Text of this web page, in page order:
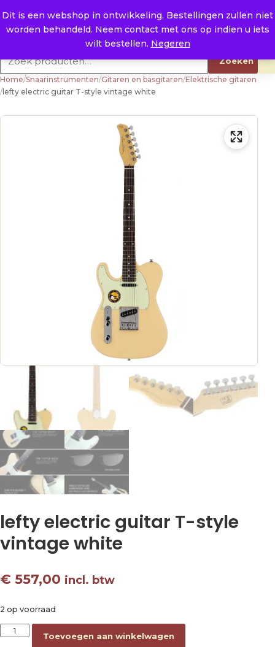
Dit is een webshop in ontwikkeling. Bestellingen zullen niet
worden behandeld. Neem contact met ons op indien u iets
wilt bestellen. Negeren
E. info@raysland.nl
Productcategorieën
Zoeken
Home/Snaarinstrumenten/Gitaren en basgitaren/Elektrische gitaren
/ lefty electric guitar T-style vintage white
lefty electric guitar T-style
vintage white
€ 557,00 incl. btw
2 op voorraad
lefty electric guitar T-style vintage white aantal
Toevoegen aan winkelwagen